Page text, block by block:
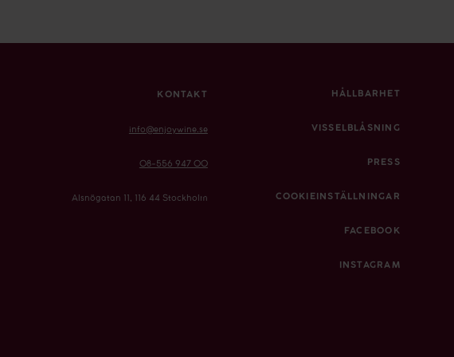
KONTAKT
info@enjoywine.se
08-556 947 00
Alsnögatan 11, 116 44 Stockholm
HÅLLBARHET
VISSELBLÅSNING
PRESS
COOKIEINSTÄLLNINGAR
FACEBOOK
INSTAGRAM